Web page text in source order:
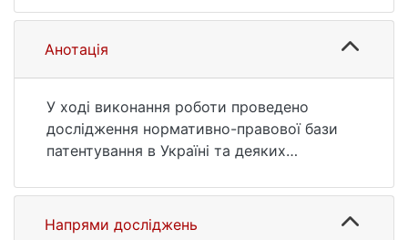
71
08 Право. Київ, 2022. 70 с. URL:
https://ir.library.knu.ua/handle/123456789/34
71 (дата звернення: 25.07.2026).
Анотація
У ході виконання роботи проведено
дослідження нормативно-правової бази
патентування в Україні та деяких
випадку –– США та Німеччина), що
дозволило дійти висновку щодо наявності
Напрями досліджень